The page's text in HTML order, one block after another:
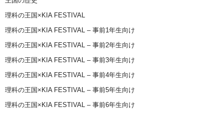
理科の王国×KIA FESTIVAL
理科の王国×KIA FESTIVAL – 事前1年生向け
理科の王国×KIA FESTIVAL – 事前2年生向け
理科の王国×KIA FESTIVAL – 事前3年生向け
理科の王国×KIA FESTIVAL – 事前4年生向け
理科の王国×KIA FESTIVAL – 事前5年生向け
理科の王国×KIA FESTIVAL – 事前6年生向け